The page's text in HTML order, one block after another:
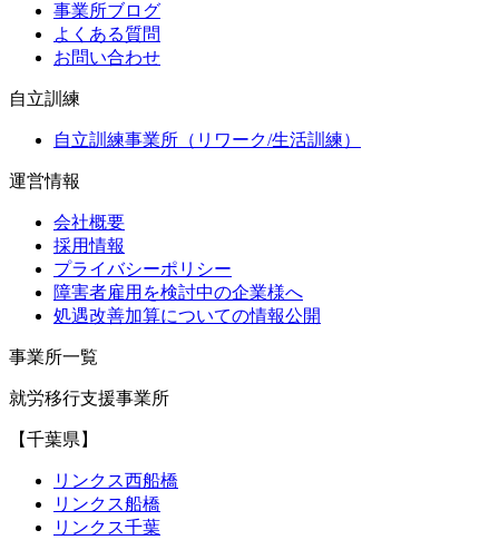
事業所ブログ
よくある質問
お問い合わせ
自立訓練
自立訓練事業所（リワーク/生活訓練）
運営情報
会社概要
採用情報
プライバシーポリシー
障害者雇用を検討中の企業様へ
処遇改善加算についての情報公開
事業所一覧
就労移行支援事業所
【千葉県】
リンクス西船橋
リンクス船橋
リンクス千葉